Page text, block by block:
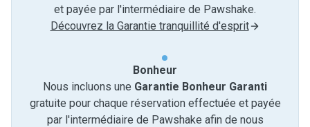
et payée par l'intermédiaire de Pawshake.
Découvrez la Garantie tranquillité d'esprit
Bonheur
Nous incluons une Garantie Bonheur Garanti
gratuite pour chaque réservation effectuée et payée
par l'intermédiaire de Pawshake afin de nous